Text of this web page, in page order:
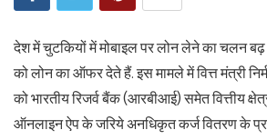
देश में चुटकियों में मोबाइल पर लोन लेने का चलन बढ़
को लोन का ऑफर देते हैं. इस मामले में वित्त मंत्री
को भारतीय रिजर्व बैंक (आरबीआई) समेत वित्तीय
ऑनलाइन ऐप के जरिये अनधिकृत कर्ज वितरण के